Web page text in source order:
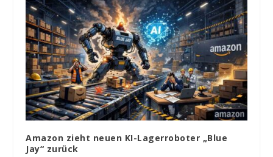
Amazon zieht neuen KI-Lagerroboter „Blue
Jay“ zurück